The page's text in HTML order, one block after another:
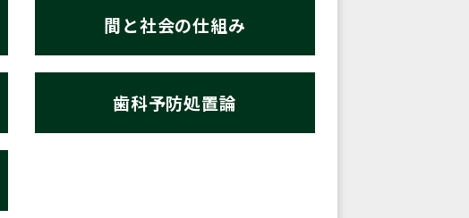
間と社会の仕組み
歯科予防処置論